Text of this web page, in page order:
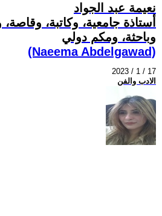
نعيمة عبد الجواد
أستاذة جامعية، وكاتبة،
وباحثة، ومكم دولي
(Naeema Abdelgawad)
2023 / 1 / 17
الادب والفن